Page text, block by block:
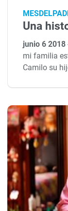
Una
junio 6 2018
mi familia
Camilo su